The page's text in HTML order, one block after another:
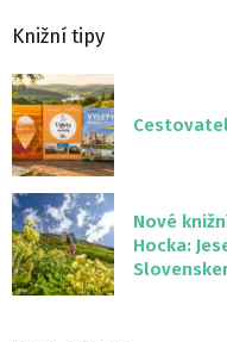
Knižní tipy
Nové
Hocka: